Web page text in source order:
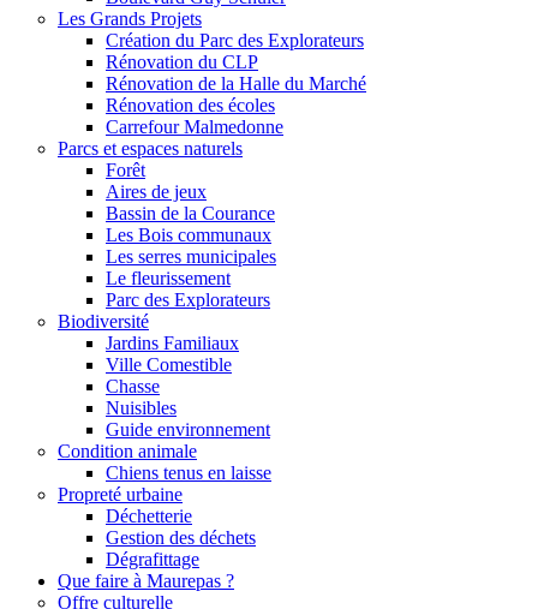
Les Grands Projets
Création du Parc des Explorateurs
Rénovation du CLP
Rénovation de la Halle du Marché
Rénovation des écoles
Carrefour Malmedonne
Parcs et espaces naturels
Forêt
Aires de jeux
Bassin de la Courance
Les Bois communaux
Les serres municipales
Le fleurissement
Parc des Explorateurs
Biodiversité
Jardins Familiaux
Ville Comestible
Chasse
Nuisibles
Guide environnement
Condition animale
Chiens tenus en laisse
Propreté urbaine
Déchetterie
Gestion des déchets
Dégrafittage
Que faire à Maurepas ?
Offre culturelle